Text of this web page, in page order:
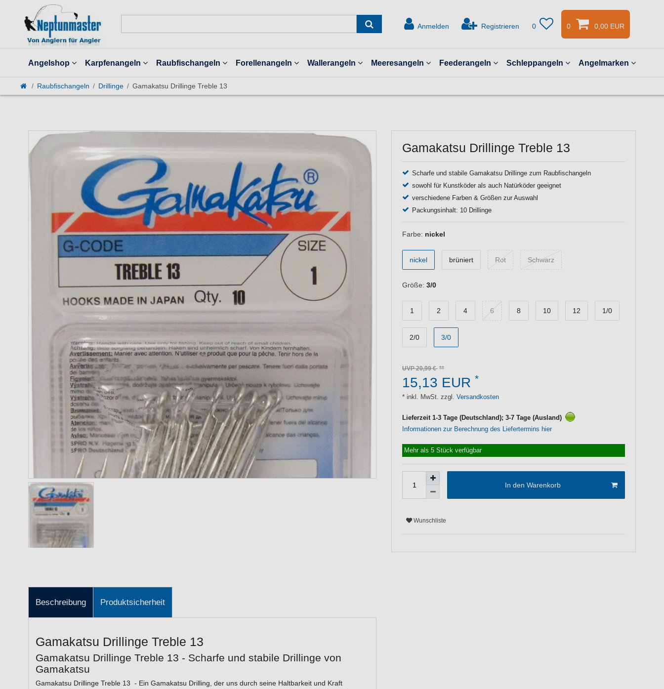
Anmelden Registrieren 0 0 0,00 EUR
Angelshop Karpfenangeln Raubfischangeln Forellenangeln Wallerangeln Meeresangeln Feederangeln Schleppangeln Angelmarken
Raubfischangeln Drillinge Gamakatsu Drillinge Treble 13
Gamakatsu Drillinge Treble 13
Scharfe und stabile Gamakatsu Drillinge zum Raubfischangeln
sowohl für Kunstköder als auch Natürköder geeignet
verschiedene Farben & Größen zur Auswahl
Packungsinhalt: 10 Drillinge
Farbe: nickel
nickel brüniert Rot Schwarz
Größe: 3/0
1 2 4 6 8 10 12 1/0
2/0 3/0
UVP 20,99 €
15,13 EUR *
* inkl. MwSt. zzgl. Versandkosten
Lieferzeit 1-3 Tage (Deutschland); 3-7 Tage (Ausland)
Informationen zur Berechnung des Liefertermins hier
Mehr als 5 Stück verfügbar
In den Warenkorb
Wunschliste
Beschreibung Produktsicherheit
Gamakatsu Drillinge Treble 13
Gamakatsu Drillinge Treble 13 - Scharfe und stabile Drillinge von
Gamakatsu
Gamakatsu Drillinge Treble 13 - Ein Gamakatsu Drilling, der uns durch seine Haltbarkeit und Kraft